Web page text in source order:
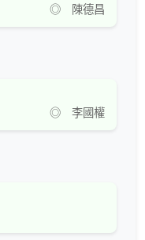
◎ 陳德昌
◎ 李國權